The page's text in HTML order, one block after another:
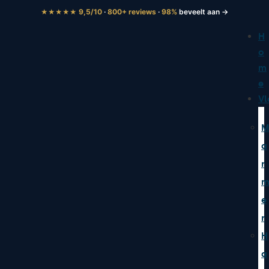
★★★★★ 9,5/10 · 800+ reviews · 98% beveelt aan →
H
o
m
e
M
a
r
m
e
r
H
a